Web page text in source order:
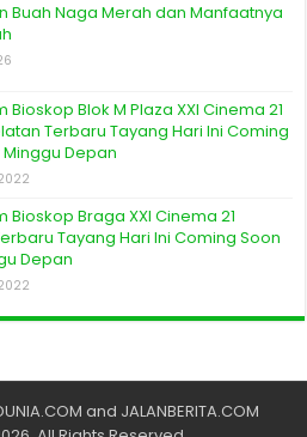
Buah Naga Merah dan Manfaatnya
Bioskop Blok M Plaza XXI Cinema 21
Terbaru Tayang Hari Ini Coming
Minggu Depan
Bioskop Braga XXI Cinema 21
Tayang Hari Ini Coming Soon
Depan
and JALANBERITA.COM